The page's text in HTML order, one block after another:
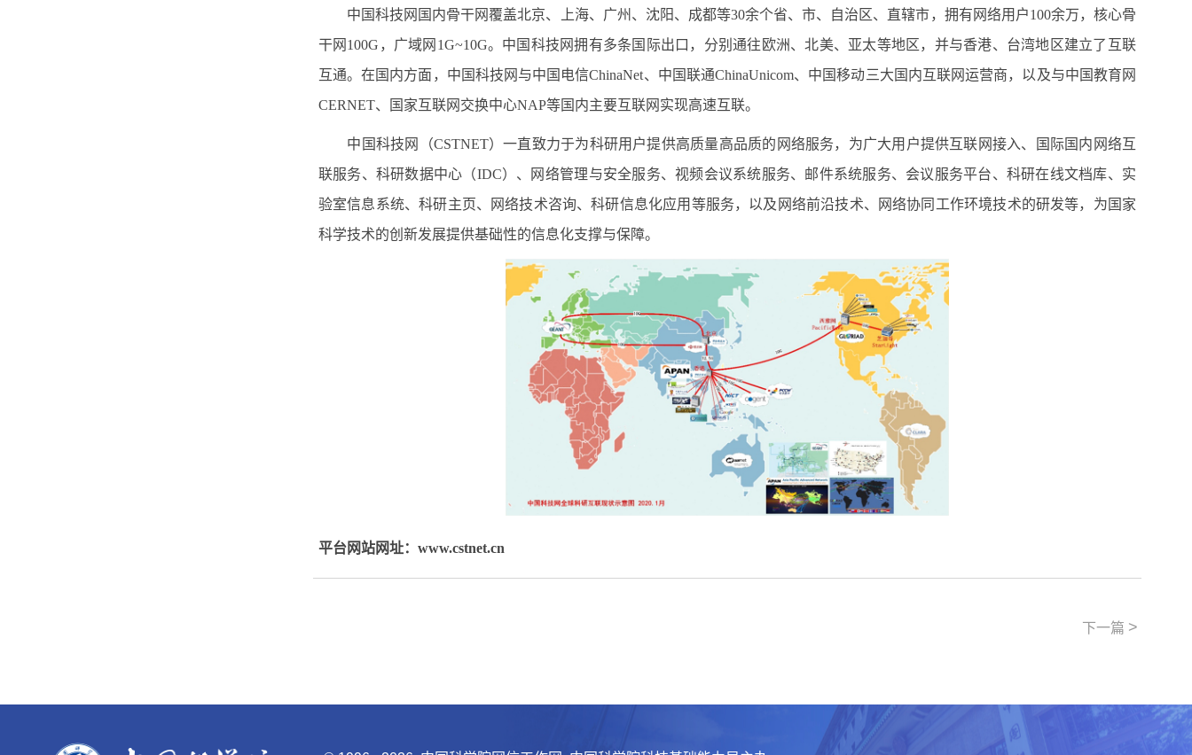
中国科技网国内骨干网覆盖北京、上海、广州、沈阳、成都等30余个省、市、自治区、直辖市，拥有网络用户100余万，核心骨
干网 100G ，广域网 1G~10G。中国科技网拥有多条国际出口，分别通往欧洲、北美、亚太等地区，并与香港、台湾地区建立了互联
互通。在国内方面，中国科技网与中国电信ChinaNet、中国联通ChinaUnicom、中国移动三大国内互联网运营商，以及与中国教育网
CERNET、国家互联网交换中心NAP等国内主要互联网实现高速互联。
中国科技网（CSTNET）一直致力于为科研用户提供高质量高品质的网络服务，为广大用户提供互联网接入、国际国内网络互
联服务、科研数据中心（IDC）、网络管理与安全服务、视频会议系统服务、邮件系统服务、会议服务平台、科研在线文档库、实
验室信息系统、科研主页、网络技术咨询、科研信息化应用等服务，以及网络前沿技术、网络协同工作环境技术的研发等，为国家
科学技术的创新发展提供基础性的信息化支撑与保障。
平台网站网址： www.cstnet.cn
下一篇 >